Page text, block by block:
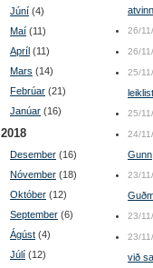
Júní (4)
Maí (11)
Apríl (11)
Mars (14)
Febrúar (21)
Janúar (16)
2018
Desember (16)
Nóvember (18)
Október (12)
September (6)
Ágúst (4)
Júlí (12)
26/
26/
25/
leiklist
25/
24/
Gunn
23/
23/
23/
við